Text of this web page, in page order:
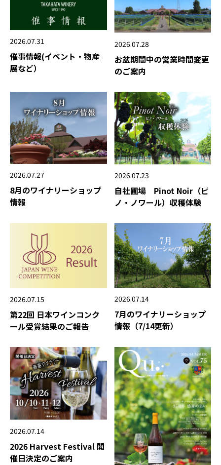
2026.07.31
催事情報(イベント・物産
展など）
2026.07.28
お盆期間中の営業時間変更
のご案内
2026.07.27
8月のワイナリーショップ
情報
2026.07.23
自社圃場 Pinot Noir（ピ
ノ・ノワール）収穫体験
2026.07.15
第22回 日本ワインコンク
ール受賞結果のご報告
2026.07.14
7月のワイナリーショップ
情報（7/14更新）
2026.07.14
2026 Harvest Festival 開
催日決定のご案内